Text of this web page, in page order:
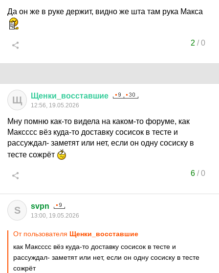
Да он же в руке держит, видно же шта там рука Макса
2 /0
Щ Щенки восставшие
12:56, 19.05.2026
Мну помню как-то видела на каком-то форуме, как
Максссс вёз куда-то доставку сосисок в тесте и
рассуждал- заметят или нет, если он одну сосиску в
тесте сожрёт
6/0
S svpn
13:00, 19.05.2026
От пользователя Щенки_восставшие
как Максссс вёз куда-то доставку сосисок в тесте и
рассуждал- заметят или нет, если он одну сосиску в тесте
сожрёт